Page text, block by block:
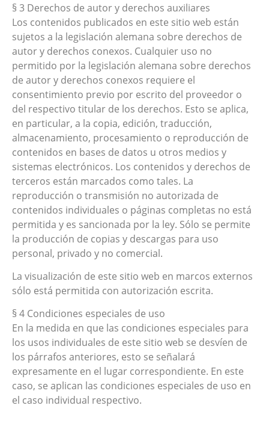
§ 3 Derechos de autor y derechos auxiliares
Los contenidos publicados en este sitio web están
sujetos a la legislación alemana sobre derechos de
autor y derechos conexos. Cualquier uso no
permitido por la legislación alemana sobre derechos
de autor y derechos conexos requiere el
consentimiento previo por escrito del proveedor o
del respectivo titular de los derechos. Esto se aplica,
en particular, a la copia, edición, traducción,
almacenamiento, procesamiento o reproducción de
contenidos en bases de datos u otros medios y
sistemas electrónicos. Los contenidos y derechos de
terceros están marcados como tales. La
reproducción o transmisión no autorizada de
contenidos individuales o páginas completas no está
permitida y es sancionada por la ley. Sólo se permite
la producción de copias y descargas para uso
personal, privado y no comercial.
La visualización de este sitio web en marcos externos
sólo está permitida con autorización escrita.
§ 4 Condiciones especiales de uso
En la medida en que las condiciones especiales para
los usos individuales de este sitio web se desvíen de
los párrafos anteriores, esto se señalará
expresamente en el lugar correspondiente. En este
caso, se aplican las condiciones especiales de uso en
el caso individual respectivo.